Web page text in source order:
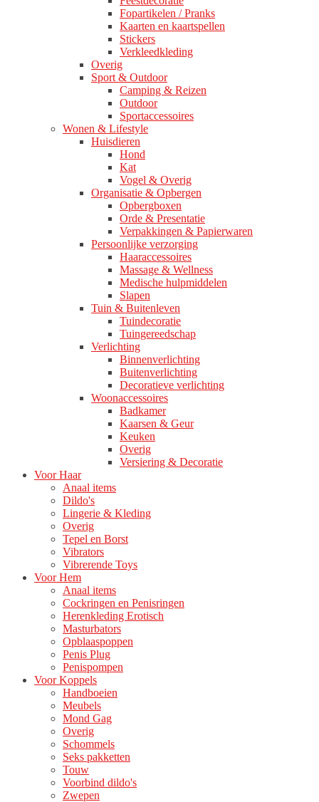
Fopartikelen / Pranks
Kaarten en kaartspellen
Stickers
Verkleedkleding
Overig
Sport & Outdoor
Camping & Reizen
Outdoor
Sportaccessoires
Wonen & Lifestyle
Huisdieren
Hond
Kat
Vogel & Overig
Organisatie & Opbergen
Opbergboxen
Orde & Presentatie
Verpakkingen & Papierwaren
Persoonlijke verzorging
Haaraccessoires
Massage & Wellness
Medische hulpmiddelen
Slapen
Tuin & Buitenleven
Tuindecoratie
Tuingereedschap
Verlichting
Binnenverlichting
Buitenverlichting
Decoratieve verlichting
Woonaccessoires
Badkamer
Kaarsen & Geur
Keuken
Overig
Versiering & Decoratie
Voor Haar
Anaal items
Dildo's
Lingerie & Kleding
Overig
Tepel en Borst
Vibrators
Vibrerende Toys
Voor Hem
Anaal items
Cockringen en Penisringen
Herenkleding Erotisch
Masturbators
Opblaaspoppen
Penis Plug
Penispompen
Voor Koppels
Handboeien
Meubels
Mond Gag
Overig
Schommels
Seks pakketten
Touw
Voorbind dildo's
Zwepen